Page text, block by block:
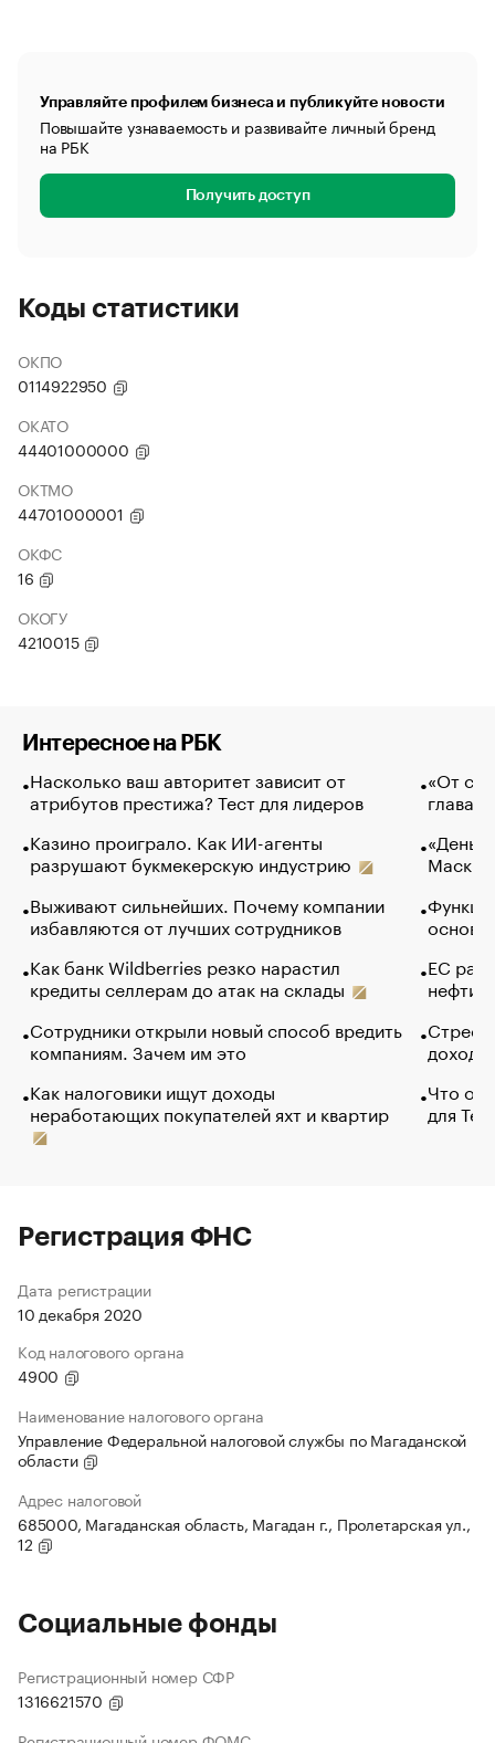
Управляйте профилем бизнеса и публикуйте новости
Повышайте узнаваемость и развивайте личный бренд
на РБК
Получить доступ
Коды статистики
ОКПО
0114922950
ОКАТО
44401000000
ОКТМО
44701000001
ОКФС
16
ОКОГУ
4210015
Интересное на РБК
Насколько ваш авторитет зависит от
атрибутов престижа? Тест для лидеров
Казино проиграло. Как ИИ-агенты
разрушают букмекерскую индустрию
Выживают сильнейших. Почему компании
избавляются от лучших сотрудников
Как банк Wildberries резко нарастил
кредиты селлерам до атак на склады
Сотрудники открыли новый способ вредить
компаниям. Зачем им это
Как налоговики ищут доходы
неработающих покупателей яхт и квартир
«От
глава
Маск в
основ
ЕС
нефти
Что
для
Регистрация ФНС
Дата регистрации
10 декабря 2020
Код налогового органа
4900
Наименование налогового органа
Управление Федеральной налоговой службы по Магаданской
области
Адрес налоговой
685000, Магаданская область, Магадан г., Пролетарская ул.,
12
Социальные фонды
Регистрационный номер СФР
1316621570